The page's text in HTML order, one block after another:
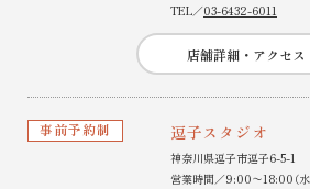
TEL／03-6432-6011
店舗詳細・アクセス
事前予約制 逗子スタジオ
神奈川県逗子市逗子6-5-1
営業時間／9:00〜18:00（水